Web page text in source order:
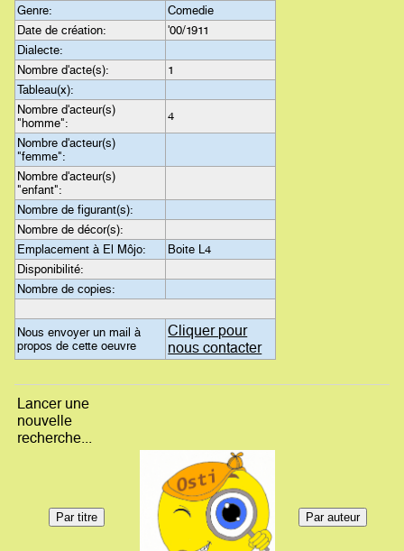
Genre:
Comedie
Date de création:
'00/1911
Dialecte:
Nombre d'acte(s):
1
Tableau(x):
Nombre d'acteur(s)
"homme":
4
Nombre d'acteur(s)
"femme":
Nombre d'acteur(s)
"enfant":
Nombre de figurant(s):
Nombre de décor(s):
Emplacement à El Môjo:
Boite L4
Disponibilité:
Nombre de copies:
Nous envoyer un mail à
propos de cette oeuvre
Cliquer pour
nous contacter
Lancer une
nouvelle
recherche...